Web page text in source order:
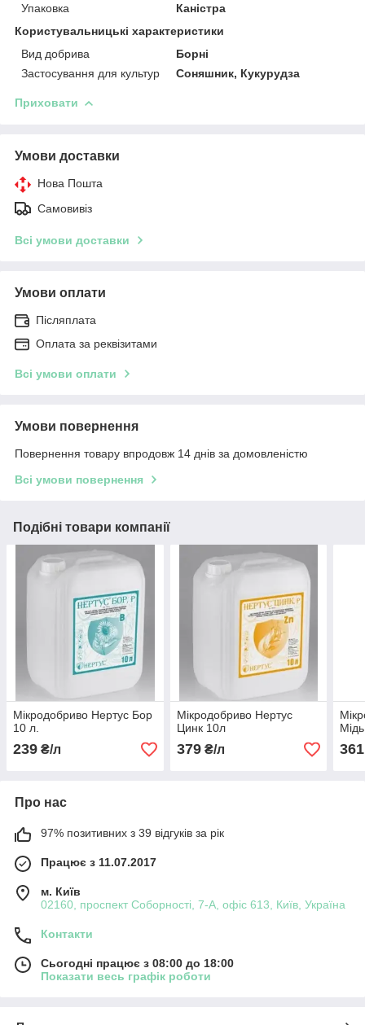
Упаковка
Каністра
Користувальницькі характеристики
Вид добрива
Борні
Застосування для культур
Соняшник, Кукурудза
Приховати
Умови доставки
Нова Пошта
Самовивіз
Всі умови доставки
Умови оплати
Післяплата
Оплата за реквізитами
Всі умови оплати
Умови повернення
Повернення товару впродовж 14 днів за домовленістю
Всі умови повернення
Подібні товари компанії
Мікродобриво Нертус Бор
10 л.
239 ₴/л
Мікродобриво Нертус
Цинк 10л
379₴/л 361
Про нас
97% позитивних з 39 відгуків за рік
Працює з 11.07.2017
м. Київ
02160, проспект Соборності, 7-А, офіс 613, Київ, Україна
Контакти
Сьогодні працює з 08:00 до 18:00
Показати весь графік роботи